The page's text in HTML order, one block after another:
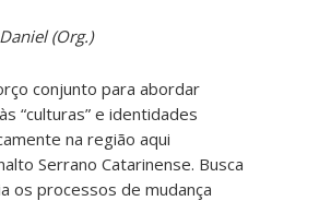
(Org.)
conjunto para abordar
“culturas” e identidades
na região aqui
Serrano Catarinense. Busca
os processos de mudança